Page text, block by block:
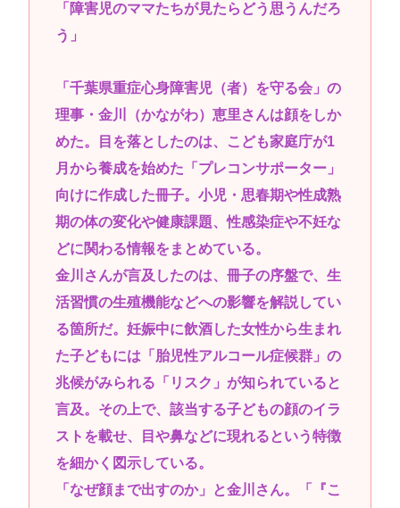
「障害児のママたちが見たらどう思うんだろ
う」
「千葉県重症心身障害児（者）を守る会」の
理事・金川（かながわ）恵里さんは顔をしか
めた。目を落としたのは、こども家庭庁が1
月から養成を始めた「プレコンサポーター」
向けに作成した冊子。小児・思春期や性成熟
期の体の変化や健康課題、性感染症や不妊な
どに関わる情報をまとめている。
金川さんが言及したのは、冊子の序盤で、生
活習慣の生殖機能などへの影響を解説してい
る箇所だ。妊娠中に飲酒した女性から生まれ
た子どもには「胎児性アルコール症候群」の
兆候がみられる「リスク」が知られていると
言及。その上で、該当する子どもの顔のイラ
ストを載せ、目や鼻などに現れるという特徴
を細かく図示している。
「なぜ顔まで出すのか」と金川さん。「『こ